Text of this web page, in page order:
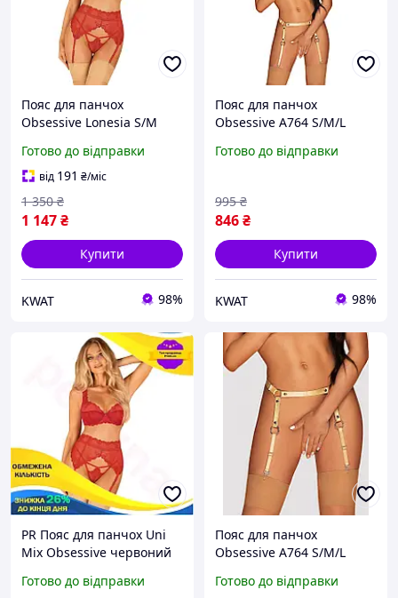
Пояс для панчох
Obsessive Lonesia S/M
Готово до відправки
від 191 ₴/міс
1 147₴
1 350 ₴
Купити
KWAT 98%
Пояс для панчох
Obsessive A764 S/M/L
Готово до відправки
846₴
995 ₴
Купити
KWAT 98%
PR Пояс для панчох Uni
Mix Obsessive червоний
панчох для жінок з
Готово до відправки
Пояс для панчох
Obsessive A764 S/M/L
шоп іграшки товари
Готово до відправки